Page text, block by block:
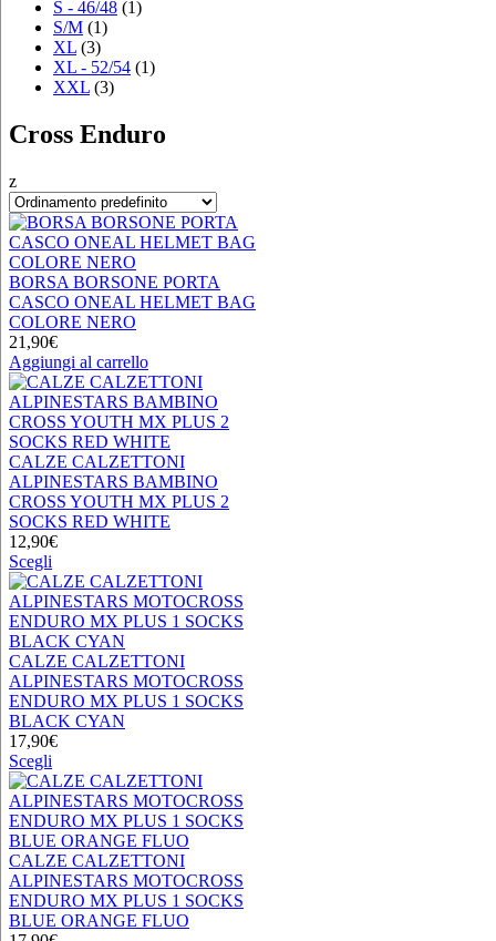
S - 46/48 (1)
S/M (1)
XL (3)
XL - 52/54 (1)
XXL (3)
Cross Enduro
z
BORSA BORSONE PORTA
CASCO ONEAL HELMET BAG
COLORE NERO
21,90€
Aggiungi al carrello
CALZE CALZETTONI
ALPINESTARS BAMBINO
CROSS YOUTH MX PLUS 2
SOCKS RED WHITE
12,90€
Scegli
prodotto
ha
più
varianti.
Le
opzioni
possono
essere
scelte
pagina
del
prodotto
CALZE CALZETTONI
ALPINESTARS MOTOCROSS
ENDURO MX PLUS 1 SOCKS
BLACK CYAN
17,90€
Scegli
prodotto
ha
più
varianti.
Le
opzioni
possono
essere
CALZE CALZETTONI
ALPINESTARS MOTOCROSS
ENDURO MX PLUS 1 SOCKS
BLUE ORANGE FLUO